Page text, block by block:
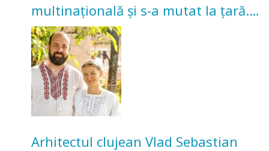
multinațională și s-a mutat la țară.
Acum cultivă legume în grădina
bunicilor
Arhitectul clujean Vlad Sebastian